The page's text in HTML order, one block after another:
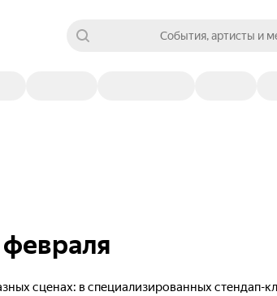
События, артисты и
сценах: в специализированных стендап-